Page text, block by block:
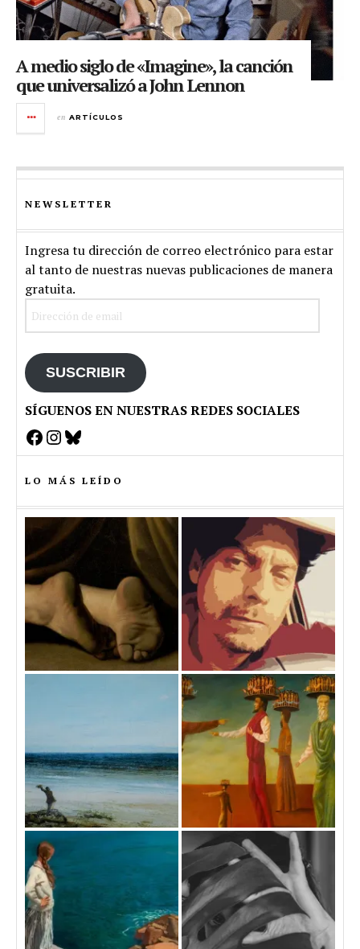
A medio siglo de «Imagine», la canción
que universalizó a John Lennon
en ARTÍCULOS
NEWSLETTER
Ingresa tu dirección de correo electrónico para estar
al tanto de nuestras nuevas publicaciones de manera
gratuita.
SUSCRIBIR
SÍGUENOS EN NUESTRAS REDES SOCIALES
Facebook
Instagram
Bluesky
LO MÁS LEÍDO